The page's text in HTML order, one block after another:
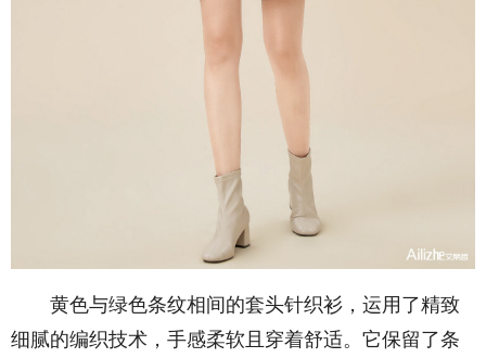
黄色与绿色条纹相间的套头针织衫，运用了精致
细腻的编织技术，手感柔软且穿着舒适。它保留了条